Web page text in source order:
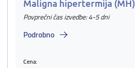
Maligna hipertermija (MH)
Povprečni čas izvedbe: 4-5 dni
Podrobno
Cena: